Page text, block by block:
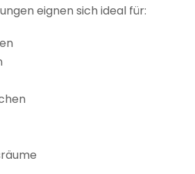
eignen sich ideal für: